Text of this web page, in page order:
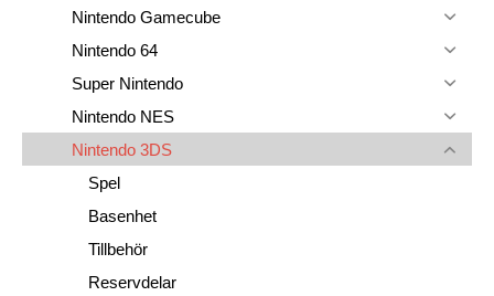
Nintendo Gamecube
Nintendo 64
Super Nintendo
Nintendo NES
Nintendo 3DS
Spel
Basenhet
Tillbehör
Reservdelar